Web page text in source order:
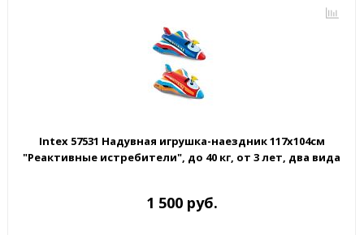
Intex 57531 Надувная игрушка-наездник 117х104см
"Реактивные истребители", до 40 кг, от 3 лет, два вида
1 500 руб.